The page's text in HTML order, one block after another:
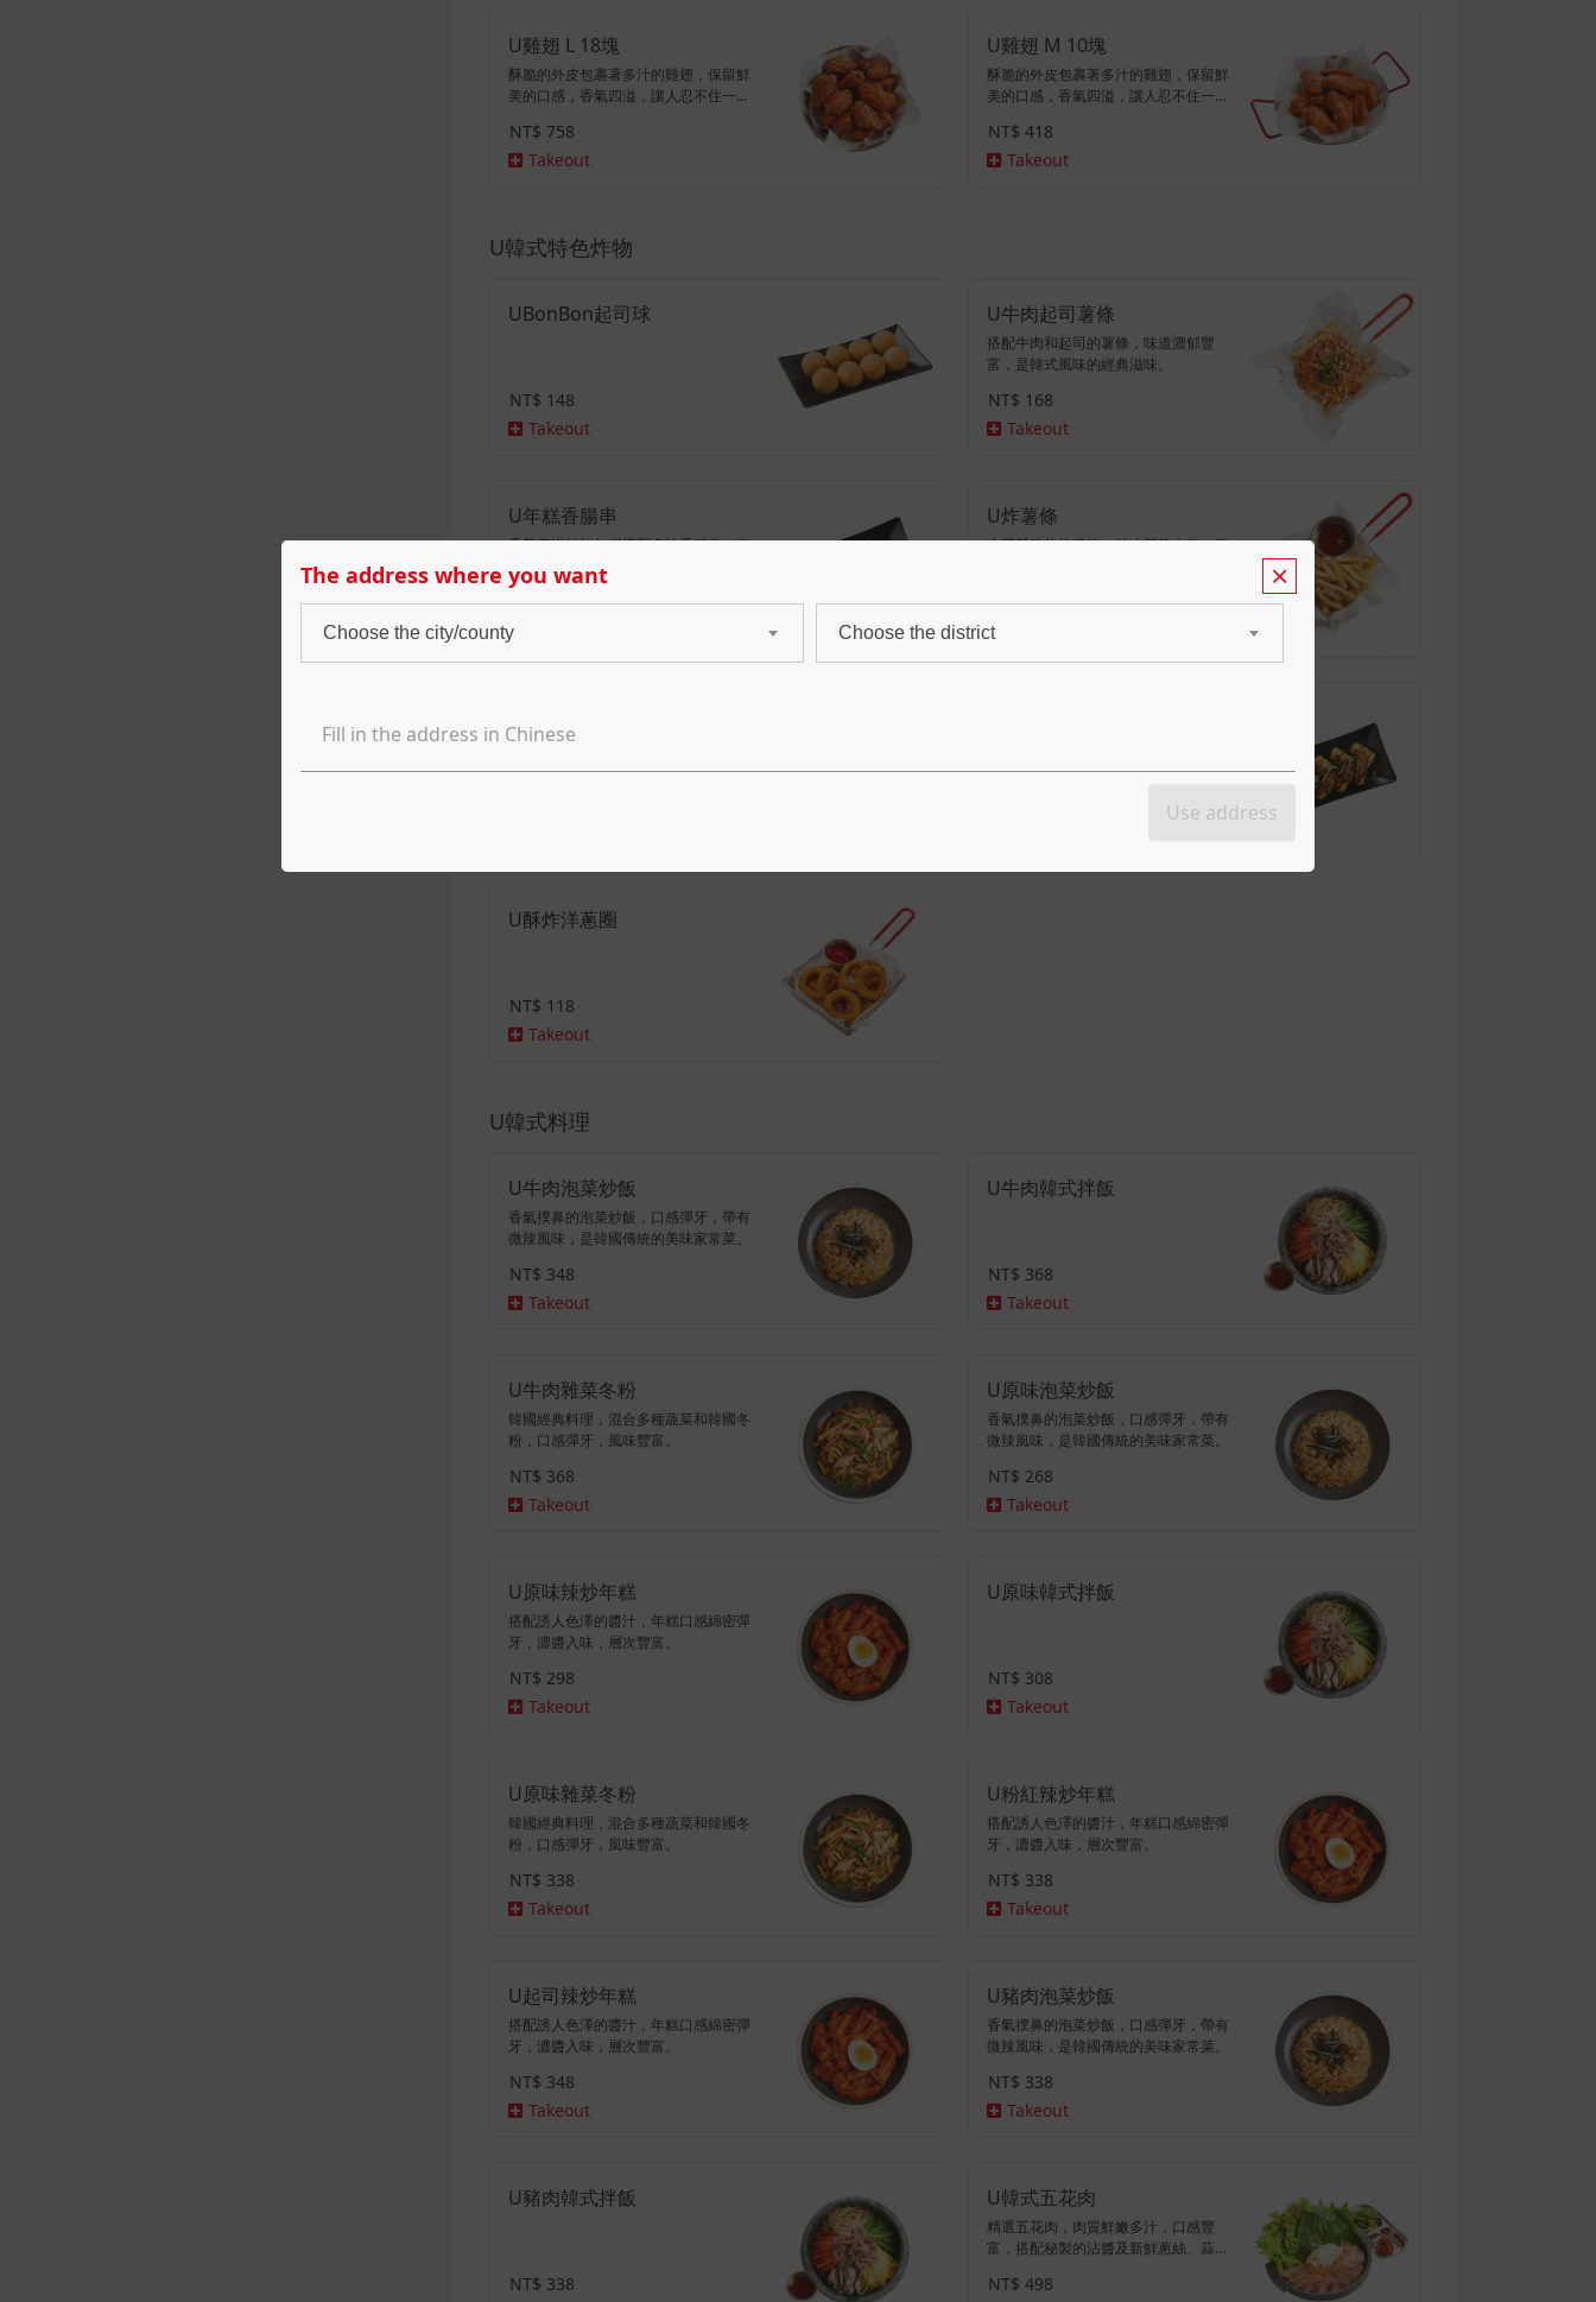
U雞翅 L 18塊
酥脆的外皮包裹著多汁的雞翅，保留鮮
美的口感，香氣四溢，讓人忍不住一口
NT$ 758
Takeout
U雞翅 M 10塊
酥脆的外皮包裹著多汁的雞翅，保留鮮
美的口感，香氣四溢，讓人忍不住一口
NT$ 418
Takeout
U韓式特色炸物
UBonBon起司球
NT$ 148
Takeout
U牛肉起司薯條
搭配牛肉和起司的薯條，味道濃郁豐
富，是韓式風味的經典滋味。
NT$ 168
Takeout
U年糕香腸串
香氣四溢的炸年糕搭配多汁香腸串，口
感香脆，令人愛不釋手的經典韓式小
吃。
NT$ 138
U炸薯條
金黃酥脆的炸薯條，外皮酥脆內嫩，撒
NT$ 108
外層酥脆，內保有魚板本身的鮮美口
感。入口飄散著濃郁的魚板香氣，是經
粉濕潤入味，為道地韓國小吃。
U酥炸洋蔥圈
NT$ 118
Takeout
U韓式料理
U牛肉泡菜炒飯
香氣撲鼻的泡菜炒飯，口感彈牙，帶有
微辣風味，是韓國傳統的美味家常菜。
NT$ 348
Takeout
U牛肉韓式拌飯
NT$ 368
Takeout
U牛肉雜菜冬粉
韓國經典料理，混合多種蔬菜和韓國冬
粉，口感彈牙，風味豐富。
NT$ 368
Takeout
U原味泡菜炒飯
香氣撲鼻的泡菜炒飯，口感彈牙，帶有
微辣風味，是韓國傳統的美味家常菜。
NT$ 268
Takeout
U原味辣炒年糕
搭配誘人色澤的醬汁，年糕口感綿密彈
牙，濃醬入味，層次豐富。
NT$ 298
Takeout
U原味韓式拌飯
NT$ 308
Takeout
U原味雜菜冬粉
韓國經典料理，混合多種蔬菜和韓國冬
粉，口感彈牙，風味豐富。
NT$ 338
Takeout
U粉紅辣炒年糕
搭配誘人色澤的醬汁，年糕口感綿密彈
牙，濃醬入味，層次豐富。
NT$ 338
Takeout
U起司辣炒年糕
搭配誘人色澤的醬汁，年糕口感綿密彈
牙，濃醬入味，層次豐富。
NT$ 348
Takeout
U豬肉泡菜炒飯
香氣撲鼻的泡菜炒飯，口感彈牙，帶有
微辣風味，是韓國傳統的美味家常菜。
NT$ 338
Takeout
U豬肉韓式拌飯
NT$ 338
U韓式五花肉
精選五花肉，肉質鮮嫩多汁，口感豐
富，搭配秘製的沾醬及新鮮蔥絲、蒜
NT$ 498
The address where you want
Choose the city/county Choose the district
Use address